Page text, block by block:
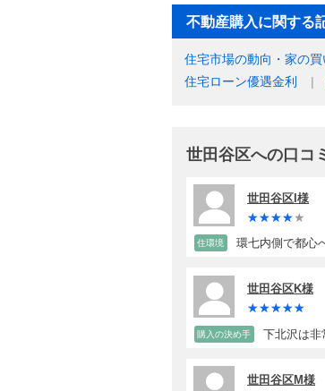
不動産購入に関する
住宅市場の動向・家の買
住宅ローン優遇金利
世田谷区への口コ
世田谷区I様
住環境 環七内側で都心
世田谷区K様
購入の決め手 下北沢は非
世田谷区M様